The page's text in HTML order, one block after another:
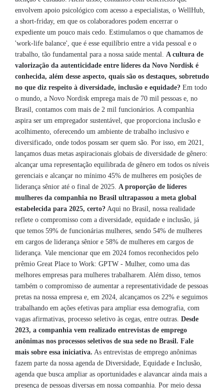
envolvem apoio psicológico com acesso a especialistas, o WellHub,
a short-friday, em que os colaboradores podem encerrar o
expediente um pouco mais cedo. Estimulamos o que chamamos de
'work-life balance', que é esse equilíbrio entre a vida pessoal e o
trabalho, tão fundamental para a nossa saúde mental. A cultura de
valorização da autenticidade entre líderes da Novo Nordisk é
conhecida, além desse aspecto, quais são os destaques, sobretudo
no que diz respeito à diversidade, inclusão e equidade? Em todo
o mundo, a Novo Nordisk emprega mais de 70 mil pessoas e, no
Brasil, contamos com mais de 2 mil funcionários. A companhia
aspira ser um empregador sustentável, que proporciona inclusão e
acolhimento, oferecendo um ambiente de trabalho inclusivo e
diversificado, onde todos possam ser quem são. Por isso, em 2021,
lançamos duas metas aspiracionais globais de diversidade de gênero:
alcançar uma representação equilibrada de gênero em todos os níveis
gerenciais e alcançar no mínimo 45% de mulheres em posições de
liderança sênior até o final de 2025. A proporção de líderes
mulheres da companhia no Brasil ultrapassou a meta global
estabelecida para 2025, certo? Aqui no Brasil, nossa realidade
reflete o compromisso com a diversidade, equidade e inclusão, já
que temos 59% de funcionárias mulheres, sendo 54% de mulheres
em cargos de liderança sênior e 58% de mulheres em cargos de
liderança. Vale mencionar que em 2024 fomos reconhecidos pelo
prêmio Great Place to Work: GPTW - Mulher, como uma das
melhores empresas para mulheres trabalharem. Além disso, temos
também o compromisso de aumentar a representatividade de pessoas
pretas na nossa empresa e, em 2024, alcançamos os 22% e seguimos
trabalhando em ações efetivas para ampliar essa demografia, com
vagas afirmativas, processo seletivo às cegas, entre outras. Desde
2023, a companhia vem realizado entrevistas de emprego
anônimas nos processos seletivos de sua sede no Brasil. Fale
mais sobre essa iniciativa. As entrevistas de emprego anônimas
fazem parte da nossa agenda de Diversidade, Equidade e Inclusão,
agenda que busca ampliar as oportunidades e alavancar ainda mais a
presença de pessoas diversas em nossa companhia. Por meio dessa